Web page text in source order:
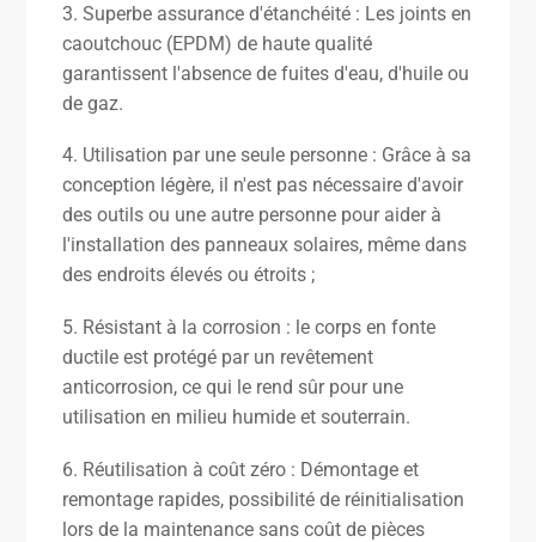
3. Superbe assurance d'étanchéité : Les joints en
caoutchouc (EPDM) de haute qualité
garantissent l'absence de fuites d'eau, d'huile ou
de gaz.
4. Utilisation par une seule personne : Grâce à sa
conception légère, il n'est pas nécessaire d'avoir
des outils ou une autre personne pour aider à
l'installation des panneaux solaires, même dans
des endroits élevés ou étroits ;
5. Résistant à la corrosion : le corps en fonte
ductile est protégé par un revêtement
anticorrosion, ce qui le rend sûr pour une
utilisation en milieu humide et souterrain.
6. Réutilisation à coût zéro : Démontage et
remontage rapides, possibilité de réinitialisation
lors de la maintenance sans coût de pièces